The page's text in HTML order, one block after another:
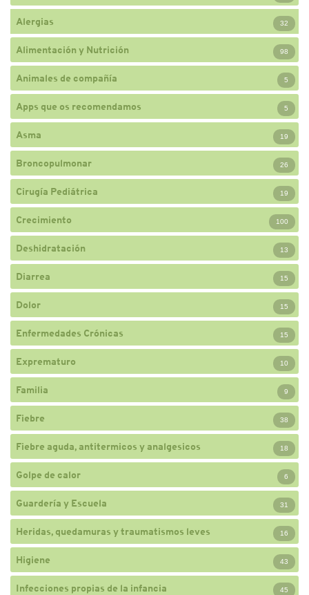
Alergias 32
Alimentación y Nutrición 98
Animales de compañía 5
Apps que os recomendamos 5
Asma 19
Broncopulmonar 26
Cirugía Pediátrica 19
Crecimiento 100
Deshidratación 13
Diarrea 15
Dolor 15
Enfermedades Crónicas 15
Exprematuro 10
Familia 9
Fiebre 38
Fiebre aguda, antitermicos y analgesicos 18
Golpe de calor 6
Guardería y Escuela 31
Heridas, quedamuras y traumatismos leves 16
Higiene 43
Infecciones propias de la infancia 45